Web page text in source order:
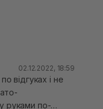
02.12.2022, 18:59
відгуках і не
руками по-